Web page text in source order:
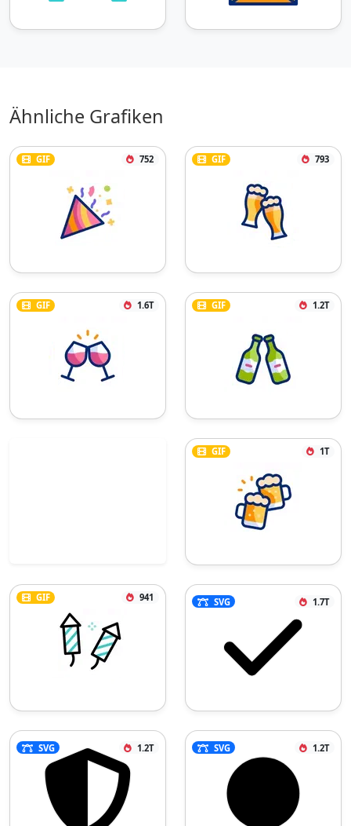
Ähnliche Grafiken
GIF 752 GIF 793
GIF 1.6T GIF 1.2T
GIF 1T
GIF 941 SVG 1.7T
SVG 1.2T SVG 1.2T